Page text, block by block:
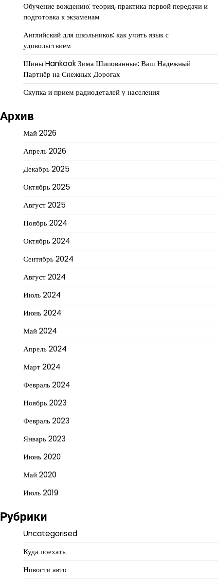
Обучение вождению: теория, практика первой передачи и
подготовка к экзаменам
Английский для школьников: как учить язык с
удовольствием
Шины Hankook Зима Шипованные: Ваш Надежный
Партнёр на Снежных Дорогах
Скупка и прием радиодеталей у населения
Архив
Май 2026
Апрель 2026
Декабрь 2025
Октябрь 2025
Август 2025
Ноябрь 2024
Октябрь 2024
Сентябрь 2024
Август 2024
Июль 2024
Июнь 2024
Май 2024
Апрель 2024
Март 2024
Февраль 2024
Ноябрь 2023
Февраль 2023
Январь 2023
Июнь 2020
Май 2020
Июль 2019
Рубрики
Uncategorised
Куда поехать
Новости авто